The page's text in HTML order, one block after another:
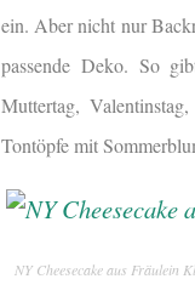
ein. Aber nicht nur
passende Deko. So
Muttertag,
Tontöpfe mit
NY Cheesecake aus Fräulein